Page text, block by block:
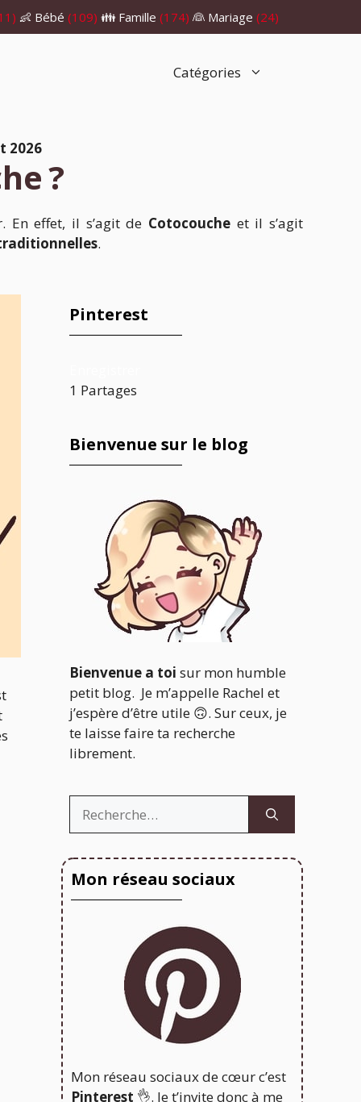
👶 Bébé (109) 👪 Famille (174) 👰 Mariage (24)
Catégories
2026
?
En effet, il s’agit de Cotocoucheet il s’agit
.
Pinterest
1 Partages
Bienvenue sur le blog
Bienvenue a toi sur mon humble
petit blog. Je m’appelle Rachel et
j’espère d’être utile 🙃. Sur ceux, je
te laisse faire ta recherche
librement.
Mon réseau sociaux
Mon réseau sociaux de cœur c’est
Pinterest 👌. Je t’invite donc à me